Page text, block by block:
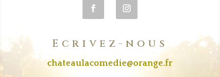
Ecrivez-nous
chateaulacomedie@orange.fr